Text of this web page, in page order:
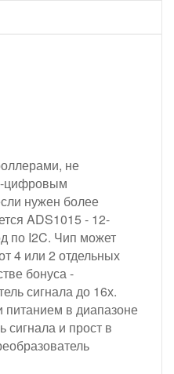
не
цифровым
нужен более
ADS1015 - 12-
по I2C. Чип может
4 или 2 отдельных
бонуса -
сигнала до 16х.
питанием в диапазоне
сигнала и прост в